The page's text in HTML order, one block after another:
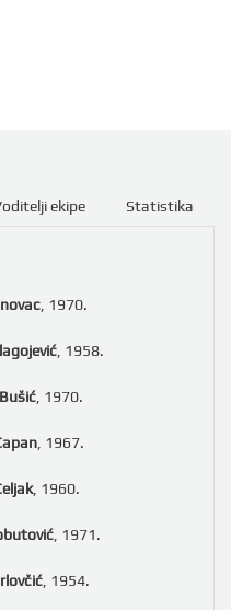
ekipe Statistika
, 1970.
, 1958.
, 1970.
, 1967.
, 1960.
, 1971.
, 1954.